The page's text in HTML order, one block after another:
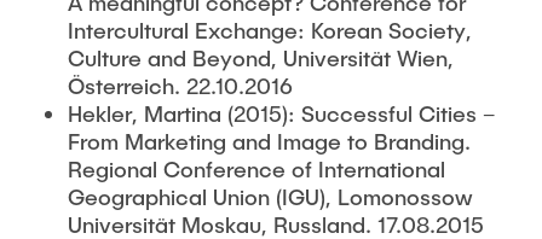
Intercultural Exchange: Korean Society,
Culture and Beyond, Universität Wien,
Österreich. 22.10.2016
Hekler, Martina (2015): Successful Cities –
From Marketing and Image to Branding.
Regional Conference of International
Geographical Union (IGU), Lomonossow
Universität Moskau, Russland. 17.08.2015